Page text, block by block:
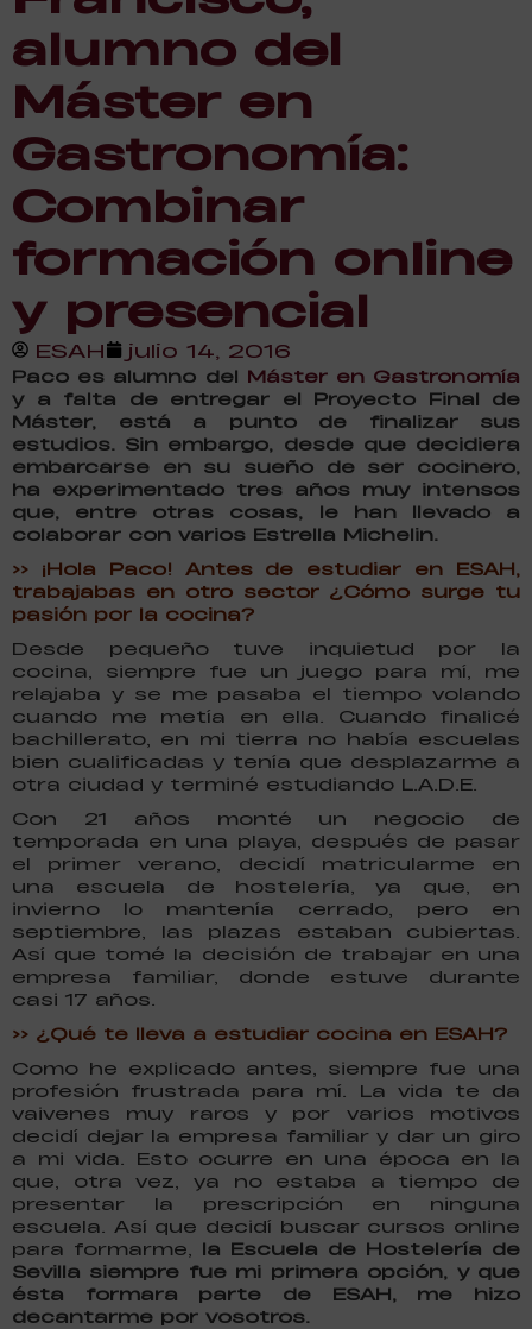
alumno del
Máster en
Gastronomía:
Combinar
formación online
y presencial
ESAH julio 14, 2016
Paco es alumno del Máster en Gastronomía
y a falta de entregar el Proyecto Final de
Máster, está a punto de finalizar sus
estudios. Sin embargo, desde que decidiera
embarcarse en su sueño de ser cocinero,
ha experimentado tres años muy intensos
que, entre otras cosas, le han llevado a
colaborar con varios Estrella Michelin.
>> ¡Hola Paco! Antes de estudiar en ESAH,
trabajabas en otro sector ¿Cómo surge tu
pasión por la cocina?
Desde pequeño tuve inquietud por la
cocina, siempre fue un juego para mí, me
relajaba y se me pasaba el tiempo volando
cuando me metía en ella. Cuando finalicé
bachillerato, en mi tierra no había escuelas
bien cualificadas y tenía que desplazarme a
otra ciudad y terminé estudiando L.A.D.E.
Con 21 años monté un negocio de
temporada en una playa, después de pasar
el primer verano, decidí matricularme en
una escuela de hostelería, ya que, en
invierno lo mantenía cerrado, pero en
septiembre, las plazas estaban cubiertas.
Así que tomé la decisión de trabajar en una
empresa familiar, donde estuve durante
casi 17 años.
>> ¿Qué te lleva a estudiar cocina en ESAH?
Como he explicado antes, siempre fue una
profesión frustrada para mí. La vida te da
vaivenes muy raros y por varios motivos
decidí dejar la empresa familiar y dar un giro
a mi vida. Esto ocurre en una época en la
que, otra vez, ya no estaba a tiempo de
presentar la prescripción en ninguna
escuela. Así que decidí buscar cursos online
para formarme, la Escuela de Hostelería de
Sevilla siempre fue mi primera opción, y que
ésta formara parte de ESAH, me hizo
decantarme por vosotros.